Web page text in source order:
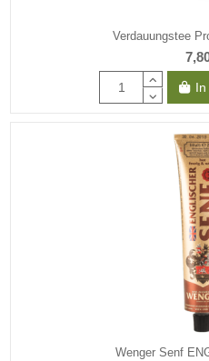
Verdauungstee
Wenger Senf